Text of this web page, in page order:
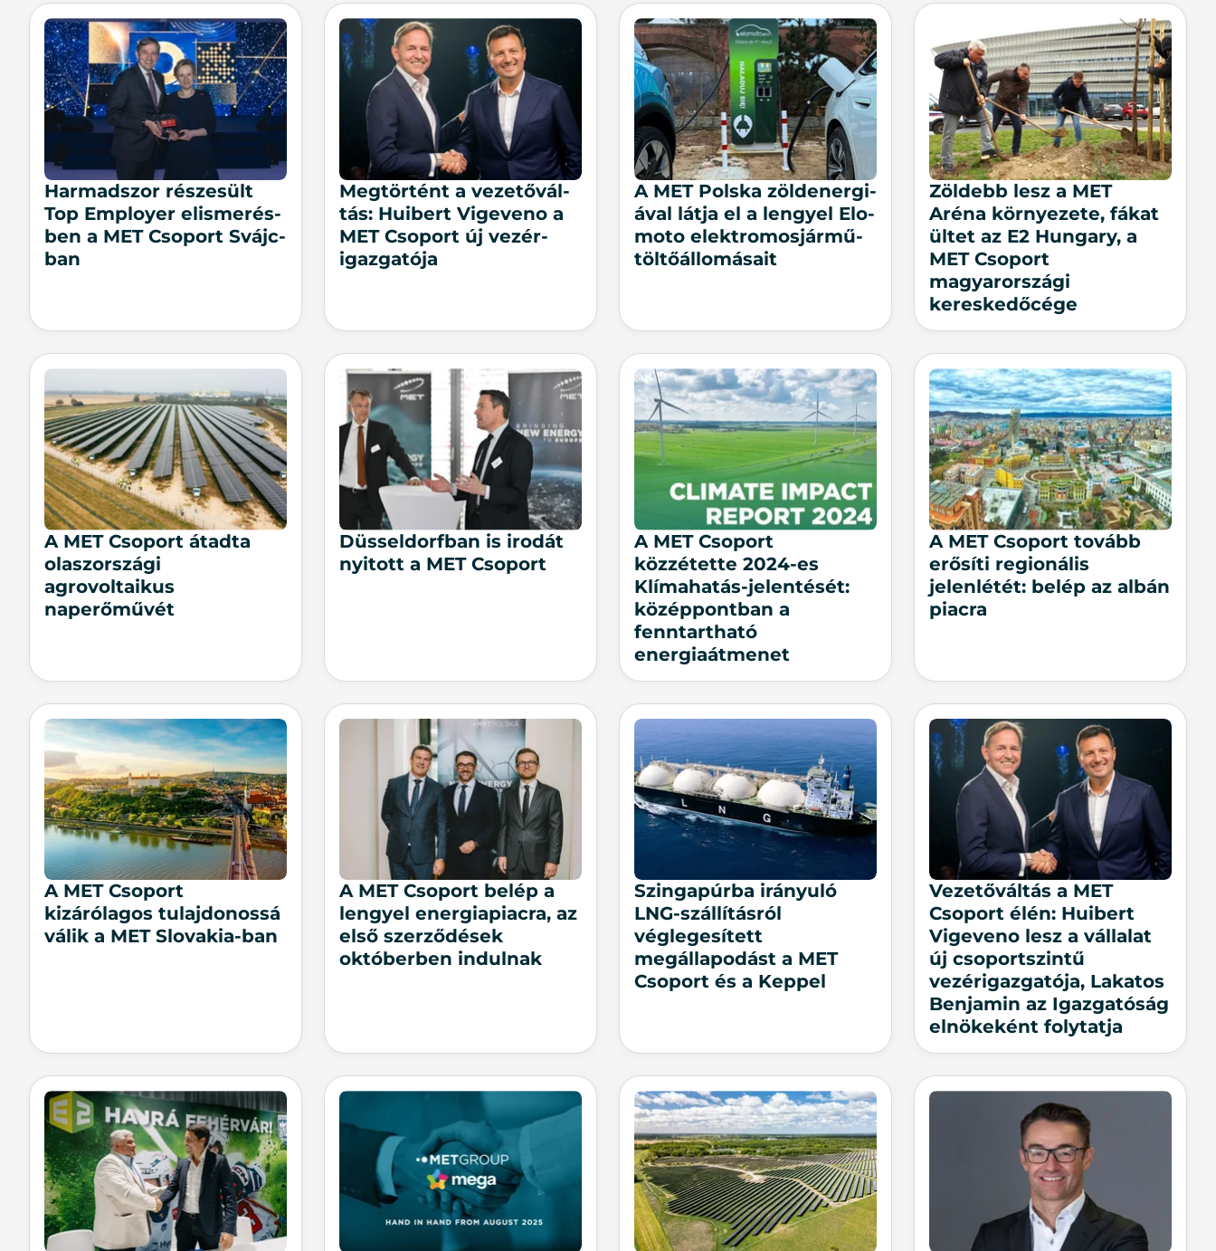
Har­mad­szor ré­sze­sült
Top Emp­loyer el­is­me­rés­
ben a MET Cso­port Svájc­
ban
Meg­tör­tént a ve­ze­tő­vál­
tás: Hu­i­bert Vi­ge­veno a
MET Cso­port új ve­zér­
igaz­ga­tó­ja
A MET Pol­ska zöld­ener­gi­
á­val lát­ja el a len­gyel Elo­
mo­to elekt­ro­mos­jármű-
töl­tő­ál­lo­má­sa­it
Zöldebb lesz a MET
Aréna környezete, fákat
ültet az E2 Hungary, a
MET Csoport
magyarországi
kereskedőcége
A MET Csoport átadta
olaszországi
agrovoltaikus
naperőművét
Düsseldorfban is irodát
nyitott a MET Csoport
A MET Csoport
közzétette 2024-es
Klímahatás-jelentését:
középpontban a
fenntartható
energiaátmenet
A MET Csoport tovább
erősíti regionális
jelenlétét: belép az albán
piacra
A MET Csoport
kizárólagos tulajdonossá
válik a MET Slovakia-ban
A MET Csoport belép a
lengyel energiapiacra, az
első szerződések
októberben indulnak
Szingapúrba irányuló
LNG-szállításról
véglegesített
megállapodást a MET
Csoport és a Keppel
Vezetőváltás a MET
Csoport élén: Huibert
Vigeveno lesz a vállalat
új csoportszintű
vezérigazgatója, Lakatos
Benjamin az Igazgatóság
elnökeként folytatja